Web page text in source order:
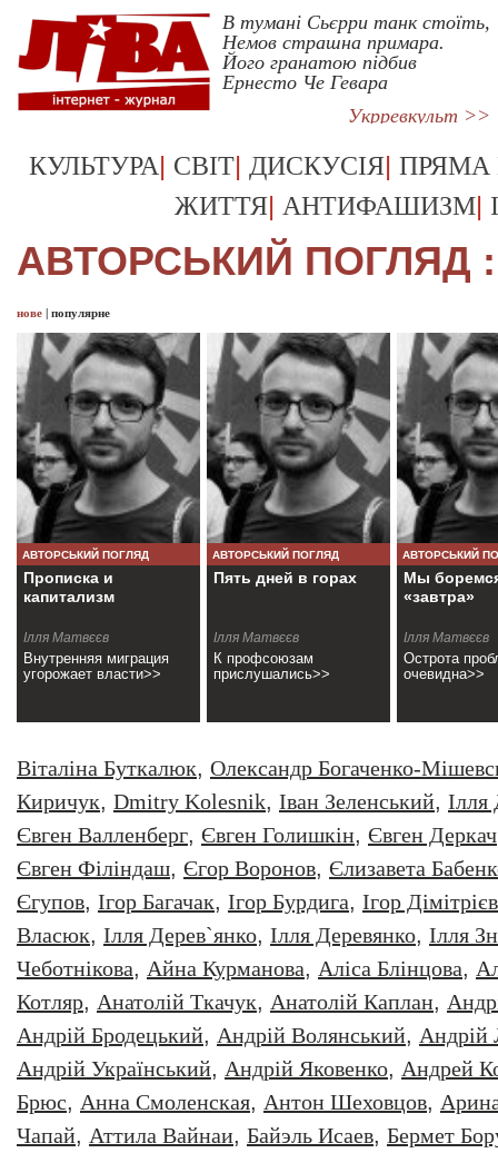
В тумані Сьєрри танк стоїть,
Немов страшна примара.
Його гранатою підбив
Ернесто Че Гевара
Укрревкульт >>
КУЛЬТУРА| СВІТ| ДИСКУСІЯ| ПРЯМА
ЖИТТЯ| АНТИФАШИЗМ|
АВТОРСЬКИЙ ПОГЛЯД
нове | популярне
АВТОРСЬКИЙ ПОГЛЯД
Прописка и
капитализм
Ілля Матвєєв
Внутренняя миграция
угорожает власти>>
АВТОРСЬКИЙ ПОГЛЯД
Пять дней в горах
Ілля Матвєєв
К профсоюзам
прислушались>>
АВТОРСЬКИЙ
Мы
«завтра»
Ілля Матвєєв
Острота
очевидна>>
Віталіна Буткалюк, Олександр Богаченко-
Киричук, Dmitry Kolesnik, Iван Зеленський, Iлля
Євген Валленберг, Євген Голишкін, Євген Деркач
Євген Філіндаш, Єгор Воронов, Єлизавета
Єгупов, Ігор Багачак, Ігор Бурдига, Ігор Дімітрієв
Власюк, Ілля Дерев`янко, Ілля Деревянко, Ілля
Чеботнікова, Айна Курманова, Аліса Блінцова,
Котляр, Анатолiй Ткачук, Анатолій Каплан,
Андрій Бродецький, Андрій Волянський, Андрій
Андрій Український, Андрій Яковенко, Андрей
Брюс, Анна Смоленская, Антон Шеховцов,
Чапай, Аттила Вайнаи, Байэль Исаев, Бермет